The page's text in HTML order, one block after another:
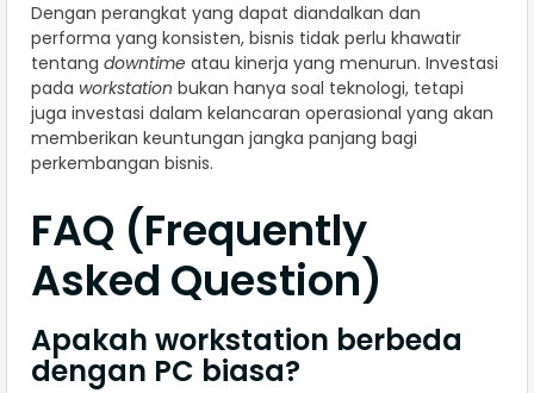
Dengan perangkat yang dapat diandalkan dan
performa yang konsisten, bisnis tidak perlu khawatir
tentang downtime atau kinerja yang menurun. Investasi
pada workstation bukan hanya soal teknologi, tetapi
juga investasi dalam kelancaran operasional yang akan
memberikan keuntungan jangka panjang bagi
perkembangan bisnis.
FAQ (Frequently
Asked Question)
Apakah workstation berbeda
dengan PC biasa?